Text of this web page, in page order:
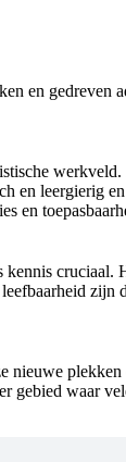
en gedreven
en leergierig
en
cruciaal.
zijn
nieuwe
gebied waar